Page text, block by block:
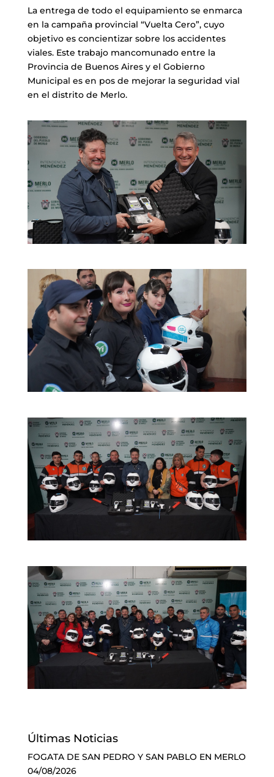
La entrega de todo el equipamiento se enmarca
en la campaña provincial “Vuelta Cero”, cuyo
objetivo es concientizar sobre los accidentes
viales. Este trabajo mancomunado entre la
Provincia de Buenos Aires y el Gobierno
Municipal es en pos de mejorar la seguridad vial
en el distrito de Merlo.
Últimas Noticias
FOGATA DE SAN PEDRO Y SAN PABLO EN MERLO
04/08/2026